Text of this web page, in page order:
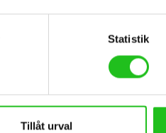
Statistik
Tillåt urval